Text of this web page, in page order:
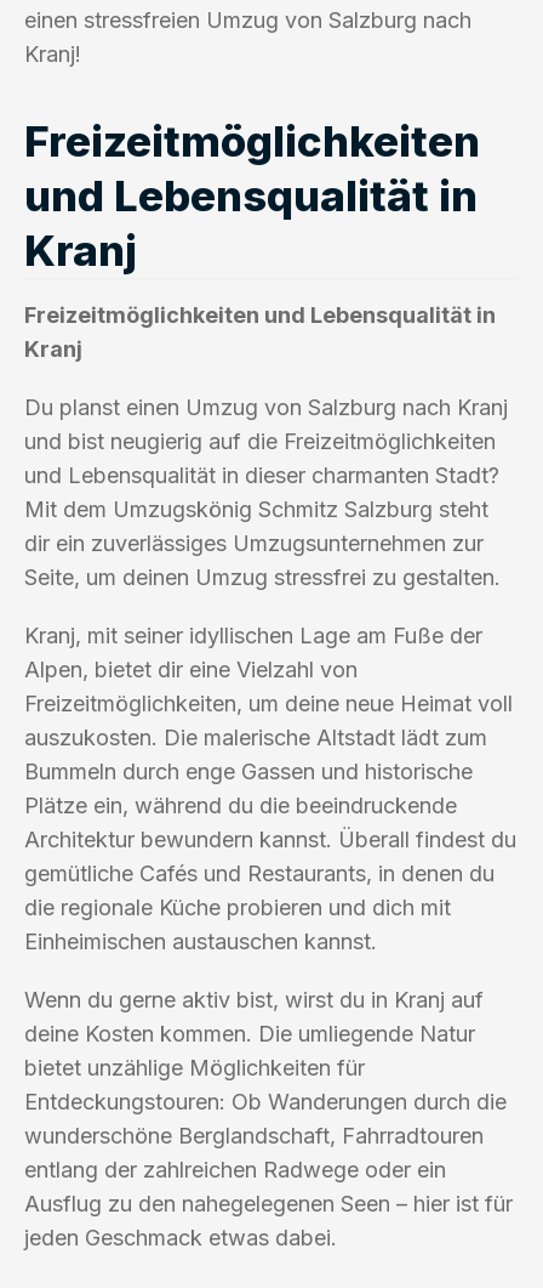
einen stressfreien Umzug von Salzburg nach
Kranj!
Freizeitmöglichkeiten
und Lebensqualität in
Kranj
Freizeitmöglichkeiten und Lebensqualität in
Kranj
Du planst einen Umzug von Salzburg nach Kranj
und bist neugierig auf die Freizeitmöglichkeiten
und Lebensqualität in dieser charmanten Stadt?
Mit dem Umzugskönig Schmitz Salzburg steht
dir ein zuverlässiges Umzugsunternehmen zur
Seite, um deinen Umzug stressfrei zu gestalten.
Kranj, mit seiner idyllischen Lage am Fuße der
Alpen, bietet dir eine Vielzahl von
Freizeitmöglichkeiten, um deine neue Heimat voll
auszukosten. Die malerische Altstadt lädt zum
Bummeln durch enge Gassen und historische
Plätze ein, während du die beeindruckende
Architektur bewundern kannst. Überall findest du
gemütliche Cafés und Restaurants, in denen du
die regionale Küche probieren und dich mit
Einheimischen austauschen kannst.
Wenn du gerne aktiv bist, wirst du in Kranj auf
deine Kosten kommen. Die umliegende Natur
bietet unzählige Möglichkeiten für
Entdeckungstouren: Ob Wanderungen durch die
wunderschöne Berglandschaft, Fahrradtouren
entlang der zahlreichen Radwege oder ein
Ausflug zu den nahegelegenen Seen – hier ist für
jeden Geschmack etwas dabei.